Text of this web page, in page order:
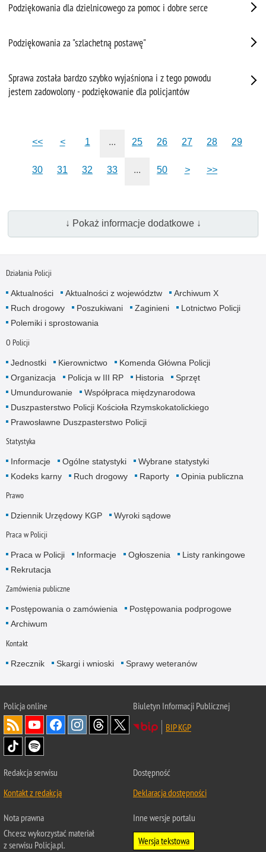
Podziękowania dla dzielnicowego za pomoc i dobre serce
Podziękowania za "szlachetną postawę"
Sprawa została bardzo szybko wyjaśniona i z tego powodu
jestem zadowolony - podziękowanie dla policjantów
<< < 1 ... 25 26 27 28 29
30 31 32 33 ... 50 > >>
↓ Pokaż informacje dodatkowe ↓
Działania Policji
Aktualności Aktualności z województw
Archiwum X
Ruch drogowy
Poszukiwani Zaginieni
Lotnictwo Policji
Polemiki i sprostowania
O Policji
Jednostki Kierownictwo
Komenda Główna Policji
Organizacja
Policja w III RP Historia
Sprzęt
Umundurowanie
Współpraca międzynarodowa
Duszpasterstwo Policji Kościoła Rzymskokatolickiego
Prawosławne Duszpasterstwo Policji
Statystyka
Informacje Ogólne statystyki
Wybrane statystyki
Kodeks karny
Ruch drogowy Raporty Opinia publiczna
Prawo
Dziennik Urzędowy KGP Wyroki sądowe
Praca w Policji
Praca w Policji Informacje Ogłoszenia
Listy rankingowe
Rekrutacja
Zamówienia publiczne
Postępowania o zamówienia
Postępowania podprogowe
Archiwum
Kontakt
Rzecznik Skargi i wnioski Sprawy weteranów
Policjaonline
Biuletyn Informacji Publicznej
BIP KGP
Redakcja serwisu
Kontakt z redakcją
Dostępność
Deklaracja dostępności
Nota prawna
Chcesz wykorzystać materiał
z serwisu Policja.pl.
Inne wersje portalu
Wersja tekstowa